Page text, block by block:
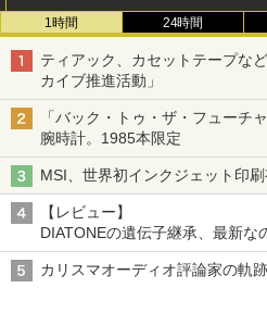
1時間 24時間
ティアック、カセットテープな
カイブ推進活動」
「バック・トゥ・ザ・フューチ
腕時計。1985本限定
MSI、世界初インクジェット印
【レビュー】
DIATONEの遺伝子継承、最新な
音”Tecnologia e Cuore「DS-
カリスマオーディオ評論家の軌